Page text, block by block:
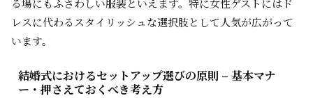
る場にもふさわしい服装といえます。特に女性ゲストにはド
レスに代わるスタイリッシュな選択肢として人気が広がって
います。
結婚式におけるセットアップ選びの原則 – 基本マナ
ー・押さえておくべき考え方